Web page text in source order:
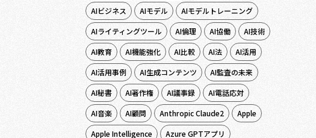
AIビジネス
AIモデル
AIモデルトレーニング
AIライティングツール
AI倫理 AI協働
AI技術
AI教育
AI機能強化 AI比較 AI法
AI活用
AI活用事例
AI生成コンテンツ
AI監査の未来
AI秘書
AI著作権 AI議事録
AI電話応対
AI音楽
AI顧問 Anthropic Claude2
Apple
Apple Intelligence
Azure GPTアプリ